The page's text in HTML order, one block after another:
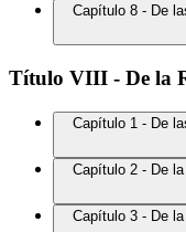
Capítulo 8 - De
Título VIII - De la
Capítulo 1 - De
Capítulo 2 - De
Capítulo 3 - De